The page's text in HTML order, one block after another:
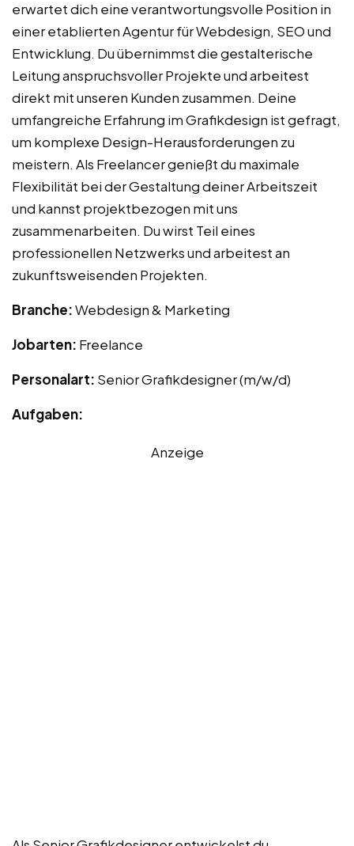
erwartet dich eine verantwortungsvolle Position in
einer etablierten Agentur für Webdesign, SEO und
Entwicklung. Du übernimmst die gestalterische
Leitung anspruchsvoller Projekte und arbeitest
direkt mit unseren Kunden zusammen. Deine
umfangreiche Erfahrung im Grafikdesign ist gefragt,
um komplexe Design-Herausforderungen zu
meistern. Als Freelancer genießt du maximale
Flexibilität bei der Gestaltung deiner Arbeitszeit
und kannst projektbezogen mit uns
zusammenarbeiten. Du wirst Teil eines
professionellen Netzwerks und arbeitest an
zukunftsweisenden Projekten.
Branche:Webdesign & Marketing
Jobarten: Freelance
Personalart: Senior Grafikdesigner (m/w/d)
Aufgaben:
Anzeige